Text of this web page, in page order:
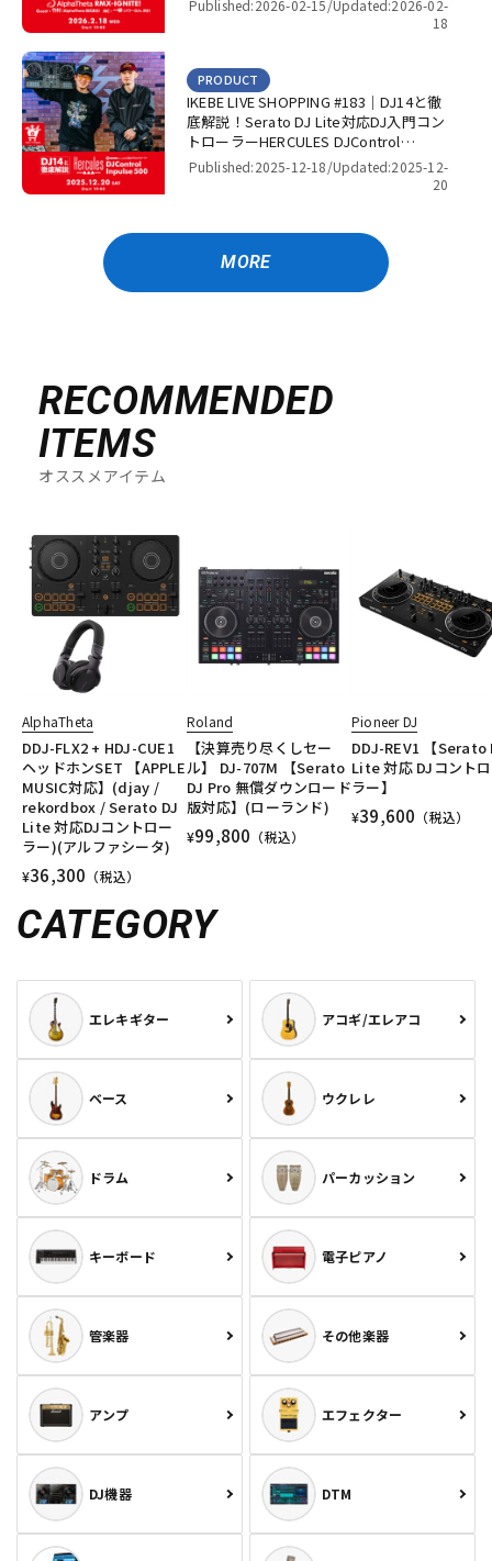
Published:2026-02-15/Updated:2026-02-
18
IKEBE LIVE SHOPPING #183｜DJ14と徹
底解説！Serato DJ Lite対応DJ入門コン
トローラーHERCULES DJControl
Inpulse 500！【presented by パワー
PRODUCT
Published:2025-12-18/Updated:2025-12-
20
MORE
RECOMMENDED
ITEMS
オススメアイテム
AlphaTheta
DDJ-FLX2 + HDJ-CUE1
ヘッドホンSET 【APPLE
MUSIC対応】(djay /
rekordbox / Serato DJ
Lite 対応DJコントロー
ラー)(アルファシータ)
¥36,300 （税込）
Roland
【決算売り尽くしセー
ル】 DJ-707M 【Serato
DJ Pro 無償ダウンロード
版対応】(ローランド)
¥99,800 （税込）
Pioneer DJ
DDJ-REV1 【Serato
Lite 対応 DJコント
ラー】
¥39,600 （税込）
CATEGORY
エレキギター アコギ/エレアコ
ベース ウクレレ
ドラム パーカッション
キーボード 電子ピアノ
管楽器 その他楽器
アンプ エフェクター
DJ機器 DTM